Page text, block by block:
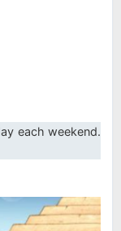
each weekend.